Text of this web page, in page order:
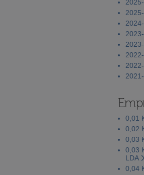
0,01
0,02
0,03
0,03
LDA
0,04